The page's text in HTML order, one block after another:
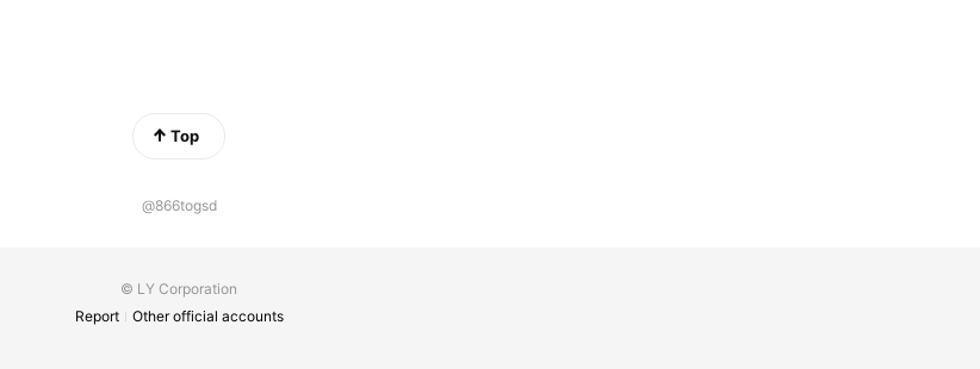
Top
@866togsd
© LY Corporation
Report
Other official accounts